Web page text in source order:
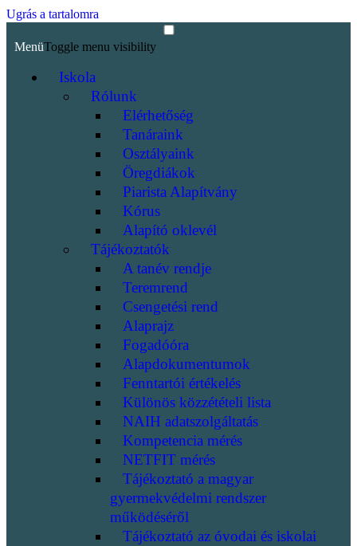
Ugrás a tartalomra
MenüToggle menu visibility
Iskola
Rólunk
Elérhetőség
Tanáraink
Osztályaink
Öregdiákok
Piarista Alapítvány
Kórus
Alapító oklevél
Tájékoztatók
A tanév rendje
Teremrend
Csengetési rend
Alaprajz
Fogadóóra
Alapdokumentumok
Fenntartói értékelés
Különös közzétételi lista
NAIH adatszolgáltatás
Kompetencia mérés
NETFIT mérés
Tájékoztató a magyar
gyermekvédelmi rendszer
működéséről
Tájékoztató az óvodai és iskolai